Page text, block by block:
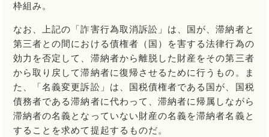
枠組み。
なお、上記の「詐害行為取消訴訟」は、国が、滞納者と
第三者との間における債権者（国）を害する法律行為の
効力を否定して、滞納者から離脱した財産をその第三者
から取り戻して滞納者に復帰させるために行うもの。ま
た、「名義変更訴訟」は、国税債権者である国が、国税
債務者である滞納者に代わって、滞納者に帰属しながら
滞納者の名義となっていない財産の名義を滞納者名義と
することを求めて提起するものだ。